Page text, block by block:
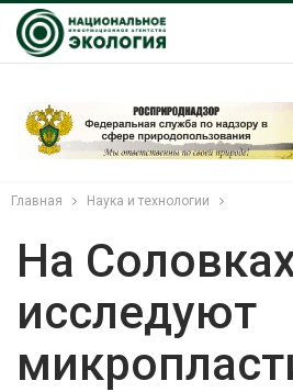
Главная Наука и технологии
На
исследуют